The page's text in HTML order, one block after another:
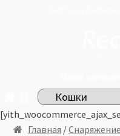
Главная /Снаряжение